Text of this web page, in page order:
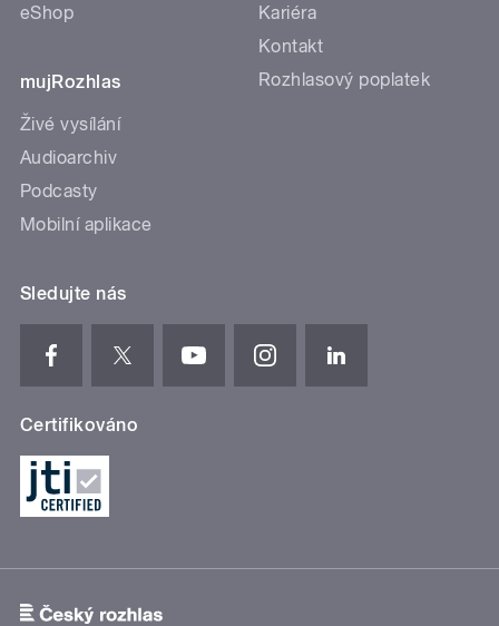
eShop
mujRozhlas
Živé vysílání
Audioarchiv
Podcasty
Mobilní aplikace
Kariéra
Kontakt
Rozhlasový poplatek
Sledujte nás
Certifikováno